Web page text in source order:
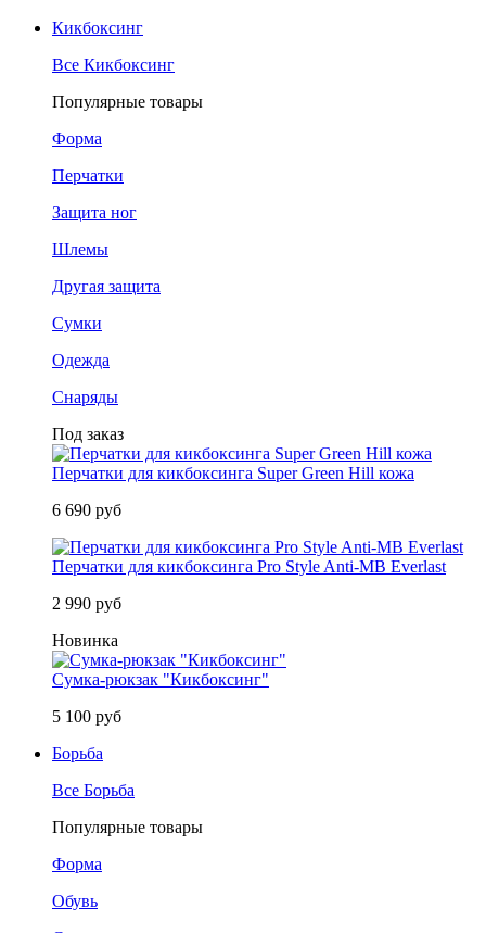
Кикбоксинг
Все Кикбоксинг
Популярные товары
Форма
Перчатки
Защита ног
Шлемы
Другая защита
Сумки
Одежда
Снаряды
Под заказ
Перчатки для кикбоксинга Super Green Hill кожа
6 690 руб
Перчатки для кикбоксинга Pro Style Anti-MB Everlast
2 990 руб
Новинка
Сумка-рюкзак "Кикбоксинг"
5 100 руб
Борьба
Все Борьба
Популярные товары
Форма
Обувь